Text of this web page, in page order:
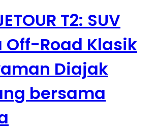
T2: SUV
Off-Road Klasik
Diajak
bersama